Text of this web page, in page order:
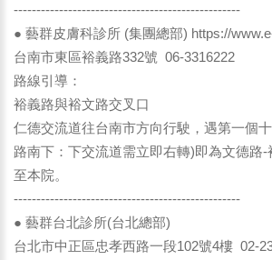
--------------------------------------------------
● 藝群皮膚科診所 (集團總部) https://
台南市東區裕義路332號 06-3316222
路線引導：
裕義路與裕文路交叉口
仁德交流道往台南市方向行駛，遇第一個
路南下：下交流道需立即右轉)即為文德路-
至本院。
--------------------------------------------------
● 藝群台北診所(台北總部)
台北市中正區忠孝西路一段102號4樓 02-